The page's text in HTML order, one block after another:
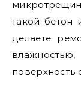
такой бетон
делаете
поверхность